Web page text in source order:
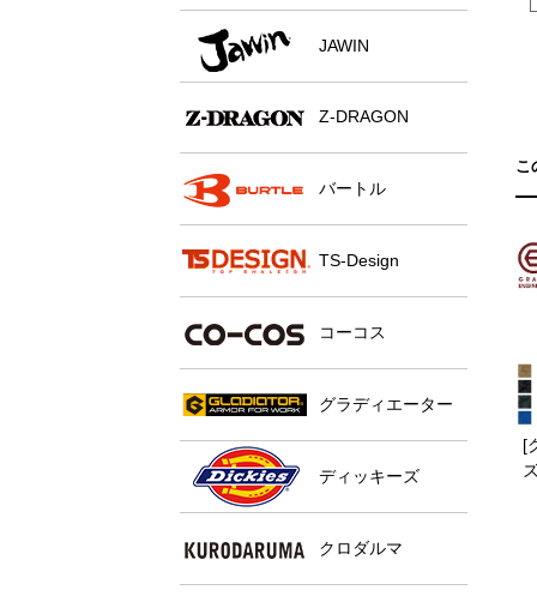
JAWIN
Z-DRAGON
バートル
TS-Design
コーコス
グラディエーター
ディッキーズ
クロダルマ
こ
[